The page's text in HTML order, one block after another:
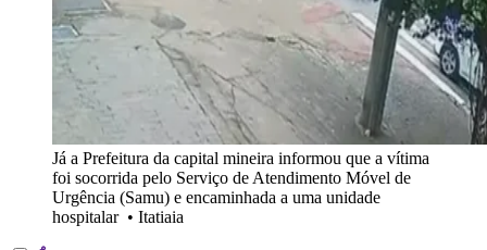
Já a Prefeitura da capital mineira informou que a vítima
foi socorrida pelo Serviço de Atendimento Móvel de
Urgência (Samu) e encaminhada a uma unidade
hospitalar• Itatiaia